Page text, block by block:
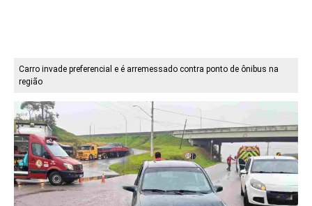
Carro invade preferencial e é arremessado contra ponto de ônibus na
região